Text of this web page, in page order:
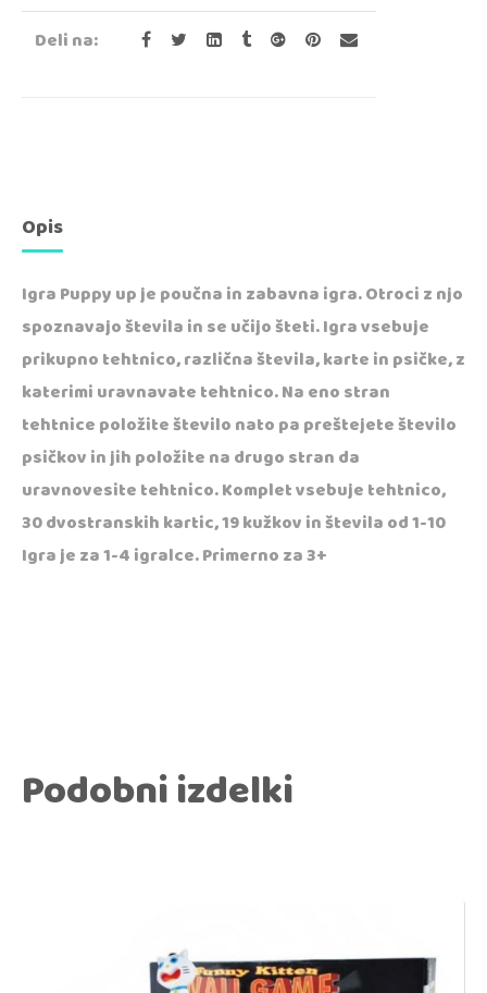
Deli na:
Opis
Igra Puppy up je poučna in zabavna igra. Otroci z njo
spoznavajo števila in se učijo šteti. Igra vsebuje
prikupno tehtnico, različna števila, karte in psičke, z
katerimi uravnavate tehtnico. Na eno stran
tehtnice položite število nato pa preštejete število
psičkov in jih položite na drugo stran da
uravnovesite tehtnico. Komplet vsebuje tehtnico,
30 dvostranskih kartic, 19 kužkov in števila od 1-10
Igra je za 1-4 igralce. Primerno za 3+
Podobni izdelki